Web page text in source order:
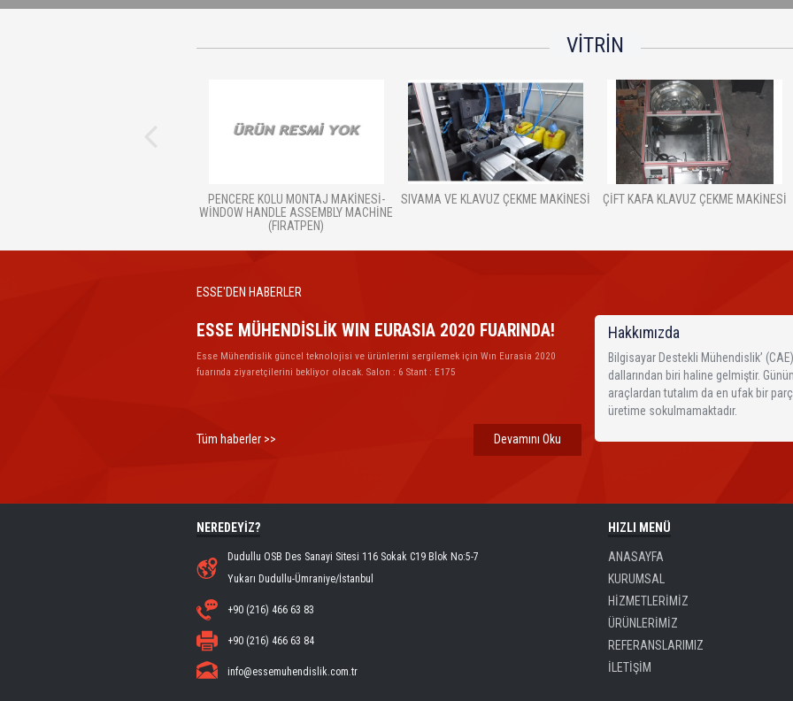
VITRIN
PENCERE KOLU MONTAJ MAKINESI-
WINDOW HANDLE ASSEMBLY MACHINE
SIVAMA VE KLAVUZ ÇEKME MAKINESI ÇIFT KAFA KLAVUZ ÇEKME MAKINESI
KANAT ALT MENTEŞE
ESSE'DEN HABERLER
ESSE MÜHENDİSLİK WIN EURASIA 2020 FUARINDA!
Esse Mühendislik güncel teknolojisi ve ürünlerini sergilemek için Wın Eurasia 2020
fuarında ziyaretçilerini bekliyor olacak. Salon : 6 Stant : E175
Devamını Oku
Tüm haberler >>
Hakkımızda
Bilgisayar Destekli Mühendislik’
dallarından biri haline gelmiştir.
araçlardan tutalım da en ufak bir
üretime sokulmamaktadır.
NEREDEYİZ?
Dudullu OSB Des Sanayi Sitesi 116 Sokak C19 Blok No:5-7
Yukarı Dudullu-Ümraniye/İstanbul
+90 (216) 466 63 83
+90 (216) 466 63 84
info@essemuhendislik.com.tr
HIZLI MENÜ
ANASAYFA
KURUMSAL
HİZMETLERİMİZ
ÜRÜNLERİMİZ
REFERANSLARIMIZ
İLETİŞİM